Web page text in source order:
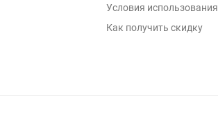
Условия использования
Как получить скидку